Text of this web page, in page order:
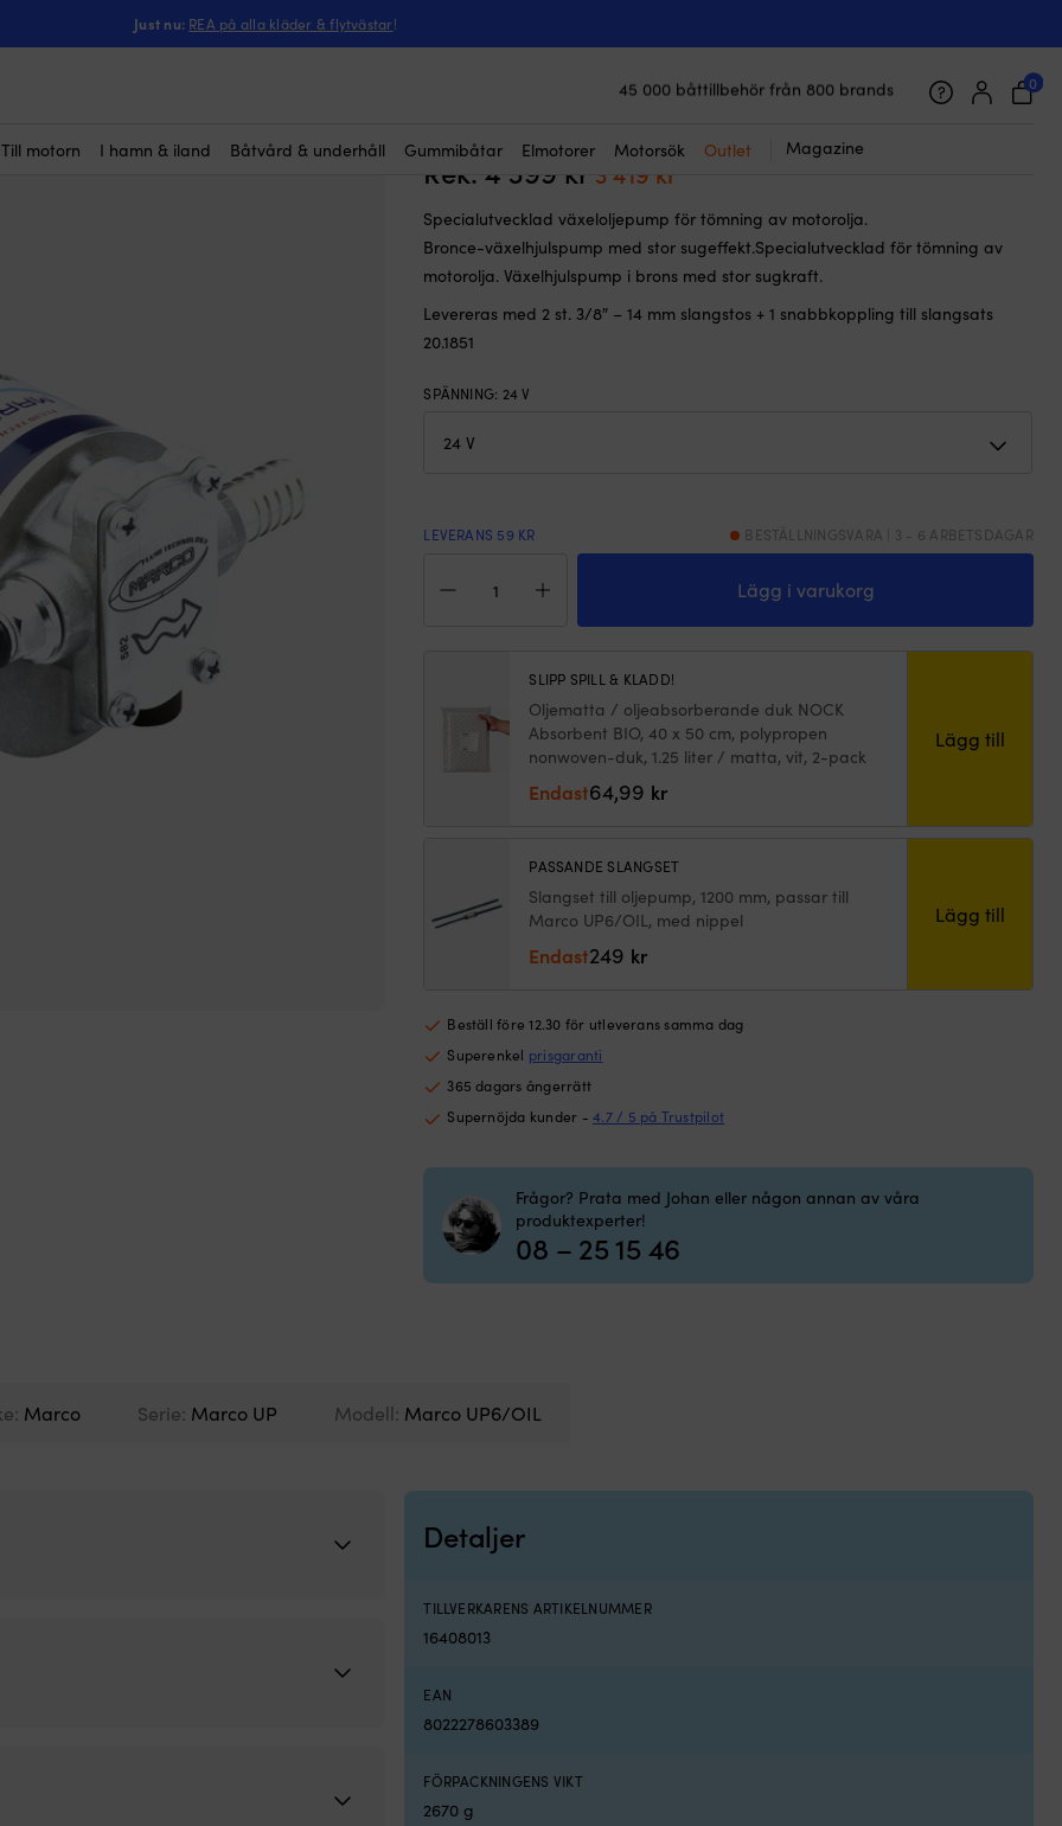
Just nu: REA på alla kläder & flytvästar!
45 000 båttillbehör från 800 brands
Supernöjda kunder – 4.7/5 på Trustpilot
0
Till motorn I hamn & iland Båtvård & underhåll Gummibåtar Elmotorer Motorsök Outlet Magazine
Elektrisk oljebytarpump / oljesug Marco
UP6/OIL, 24 V, G 3/8″ (BSP) / 1/2″ (13 mm)
Rek.4 399 kr Det
priset
var:
4
3 419 kr
priset
är:
Specialutvecklad växeloljepump för tömning av motorolja.
Bronce-växelhjulspump med stor sugeffekt.Specialutvecklad för tömning av
motorolja. Växelhjulspump i brons med stor sugkraft.
Levereras med 2 st. 3/8″ – 14 mm slangstos + 1 snabbkoppling till slangsats
20.1851
SPÄNNING: 24 V
LEVERANS 59 KR BESTÄLLNINGSVARA | 3 - 6 ARBETSDAGAR
oljebytarpump
UP6/OIL,
V,
3/8"
(BSP)
mm)
slang
mängd
Lägg i varukorg
SLIPP SPILL & KLADD!
Oljematta / oljeabsorberande duk NOCK
Absorbent BIO, 40 x 50 cm, polypropen
nonwoven-duk, 1.25 liter / matta, vit, 2-pack
Endast64,99 kr
Lägg till
PASSANDE SLANGSET
Slangset till oljepump, 1200 mm, passar till
Marco UP6/OIL, med nippel
Endast249 kr
Lägg till
Beställ före 12.30 för utleverans samma dag
Superenkel prisgaranti
365 dagars ångerrätt
Supernöjda kunder -4.7 / 5 på Trustpilot
Frågor? Prata med Johan eller någon annan av våra
produktexperter!
08 – 25 15 46
Marco Serie: Marco UP Modell: Marco UP6/OIL
Detaljer
TILLVERKARENS ARTIKELNUMMER
16408013
EAN
8022278603389
FÖRPACKNINGENS VIKT
2670 g